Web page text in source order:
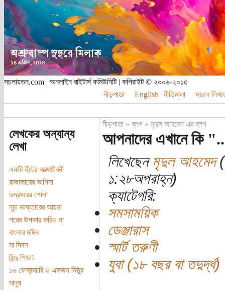
সচলায়তন.com | অনলাইন রাইটার্স কমিউনিটি | কপিরাইট © ২০০৬-২০১৫
নীড়পাতা
English নীতিমালা সচলে
লেখকের অন্যান্য
লেখা
একটি ইঁটের আত্মজীবনী
রাজাকারের ভাগিনা
ভদ্রঘরের পোলা
নূঢ়া ডাক্তারের আয়না
পরের উপকার করিও না
বাংলার মমিন
মা দিবস
হিন্দু পিডা!
১৬ ফেব্রুয়ারি ও একজন নিষ্ঠুর
মানুষ
নীড়পাতা»ব্লগ» মৃদুল আহমেদ এর ব্লগ
আপনাদের এখানে কি
লিখেছেনমৃদুল আহমেদ
১:২৮অপরাহ্ন)
ক্যাটেগরি:
সমসাময়িক
ডেঞ্জারাস
স্মার্ট তরুণী
যুবা (১৮ বছর বা তদুর্দ্ধ)